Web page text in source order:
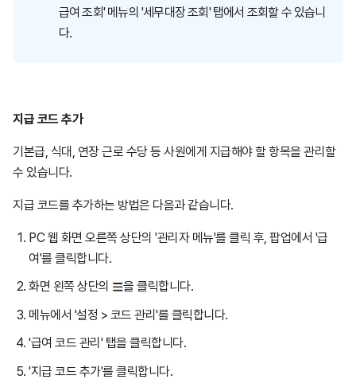
급여 조회' 메뉴의 '세무대장 조회' 탭에서 조회할 수 있습니
다.
지급 코드 추가
기본급, 식대, 연장 근로 수당 등 사원에게 지급해야 할 항목을 관리할
수 있습니다.
지급 코드를 추가하는 방법은 다음과 같습니다.
PC 웹 화면 오른쪽 상단의 '관리자 메뉴'를 클릭 후, 팝업에서 '급
여'를 클릭합니다.
화면 왼쪽 상단의
을 클릭합니다.
메뉴에서 '설정 > 코드 관리'를 클릭합니다.
'급여 코드 관리' 탭을 클릭합니다.
'지급 코드 추가'를 클릭합니다.